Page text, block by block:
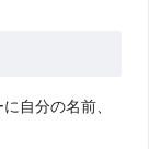
自分の名前、